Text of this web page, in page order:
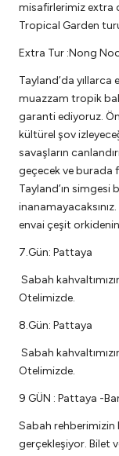
misafirlerimiz extra
Tropical Garden
Extra Tur :Nong
Tayland’da
muazzam tropik
garanti ediyoruz.
kültürel şov
savaşların
geçecek ve burada
Tayland’ın simgesi
envai çeşit
7.Gün: Pattaya
Sabah
Otelimizde.
8.Gün: Pattaya
Sabah
Otelimizde.
9 GÜN : Pattaya -
Sabah
gerçekleşiyor. Bilet